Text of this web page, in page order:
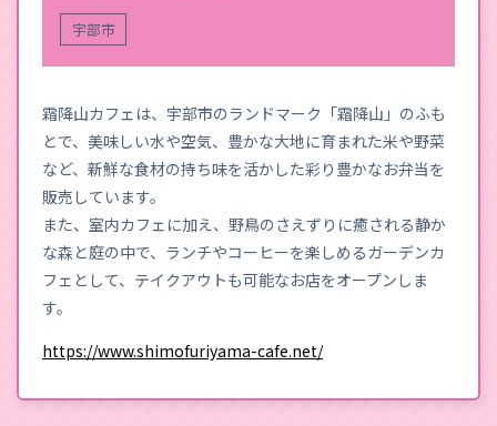
宇部市
霜降山カフェは、宇部市のランドマーク「霜降山」のふも
とで、美味しい水や空気、豊かな大地に育まれた米や野菜
など、新鮮な食材の持ち味を活かした彩り豊かなお弁当を
販売しています。
また、室内カフェに加え、野鳥のさえずりに癒される静か
な森と庭の中で、ランチやコーヒーを楽しめるガーデンカ
フェとして、テイクアウトも可能なお店をオープンしま
す。
https://www.shimofuriyama-cafe.net/